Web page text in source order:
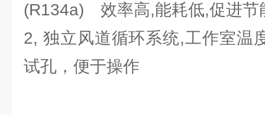
(R134a) 效率高,能耗低,促进
2, 独立风道循环系统,工作室温
试孔，便于操作